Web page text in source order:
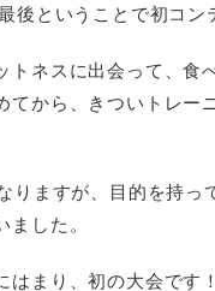
後ということで初コン
トネスに出会って、食
てから、きついトレー
りますが、目的を持っ
した。
まり、初の大会です！